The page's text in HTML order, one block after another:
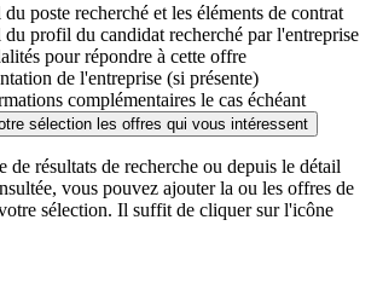
poste recherché et les éléments de contrat
du profil du candidat recherché par l'entreprise
pour répondre à cette offre
de l'entreprise (si présente)
complémentaires le cas échéant
sélection les offres qui vous intéressent
de résultats de recherche ou depuis le détail
vous pouvez ajouter la ou les offres de
sélection. Il suffit de cliquer sur l'icône